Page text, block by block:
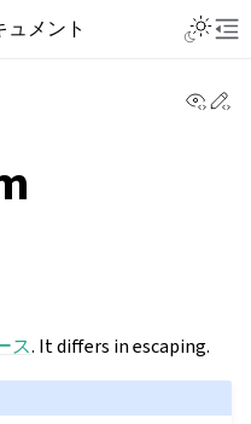
ュメント
ス. It differs in escaping.